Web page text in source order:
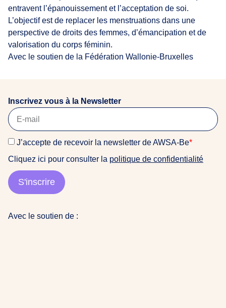
entravent l’épanouissement et l’acceptation de soi.
L’objectif est de replacer les menstruations dans une
perspective de droits des femmes, d’émancipation et de
valorisation du corps féminin.
Avec le soutien de la Fédération Wallonie-Bruxelles
Avec le soutien de :
Inscrivez vous à la Newsletter
J’accepte de recevoir la newsletter de AWSA-Be*
Cliquez ici pour consulter la politique de confidentialité
S'inscrire